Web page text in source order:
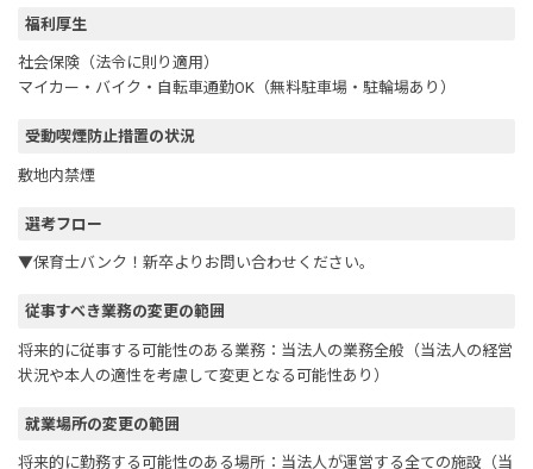
福利厚生
社会保険（法令に則り適用）
マイカー・バイク・自転車通勤OK（無料駐車場・駐輪場あり）
受動喫煙防止措置の状況
敷地内禁煙
選考フロー
▼保育士バンク！新卒よりお問い合わせください。
従事すべき業務の変更の範囲
将来的に従事する可能性のある業務：当法人の業務全般（当法人の経営
状況や本人の適性を考慮して変更となる可能性あり）
就業場所の変更の範囲
将来的に勤務する可能性のある場所：当法人が運営する全ての施設（当